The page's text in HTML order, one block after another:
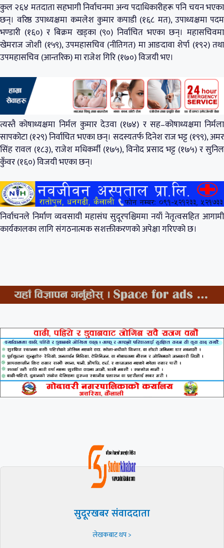
कुल २६४ मतदाता सहभागी निर्वाचनमा अन्य पदाधिकारीहरू पनि चयन भएका
छन्। वरिष्ठ उपाध्यक्षमा कमलेश कुमार कपाडी (१६८ मत), उपाध्यक्षमा पदम
भण्डारी (१६०) र बिक्रम खड्का (९०) निर्वाचित भएका छन्। महासचिवमा
खेमराज जोशी (१५९), उपमहासचिव (नीतिगत) मा आङदावा शेर्पा (१९२) तथा
उपमहासचिव (आन्तरिक) मा राजेश गिरि (१७०) विजयी भए।
त्यस्तै कोषाध्यक्षमा निर्मल कुमार देउवा (१७४) र सह–कोषाध्यक्षमा निर्मला
सापकोटा (१२९) निर्वाचित भएका छन्। सदस्यतर्फ दिनेश राज भट्ट (१९९), अमर
सिंह रावल (१८३), राजेश मधिकर्मी (१७५), विनोद प्रसाद भट्ट (१७५) र सुनिल
कुँवर (१६०) विजयी भएका छन्।
निर्वाचनले निर्माण व्यवसायी महासंघ सुदूरपश्चिममा नयाँ नेतृत्वसहित आगामी
कार्यकालका लागि संगठनात्मक सशक्तीकरणको अपेक्षा गरिएको छ।
सुदूरखबर संवाददाता
लेखकबाट थप >